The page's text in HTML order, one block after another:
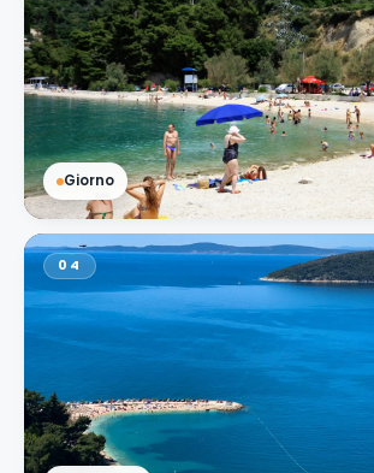
Giorno
04